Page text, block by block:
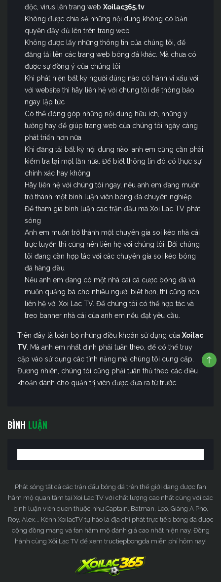
độc, virus lên trang web Xoilac365.tv
Không được chia sẻ những nội dung không có bản
quyền đầy đủ lên trên trang web
Không được lấy những thông tin của chúng tôi, để
đăng tải lên các trang web bóng đá khác. Mà chưa có
được sự đồng ý của chúng tôi
Khi phát hiện bất kỳ người dùng nào có hành vi xấu với
với website thì hãy liên hệ với chúng tôi để thông báo
ngay lập tức
Có thể đóng góp những nội dung hữu ích, những ý
tưởng hay để giúp trang web của chúng tôi ngày càng
phát triển hơn nữa
Khi đăng tải bất kỳ nội dung nào, anh em cũng cần phải
kiểm tra lại một lần nữa. Để biết thông tin đó có thực sự
chính xác hay không
Hãy liên hệ với chúng tôi ngay, nếu anh em đang muốn
trở thành một bình luận viên bóng đá chuyên nghiệp.
Để tham gia bình luận các trận đấu mà Xoi Lac TV phát
sóng
Anh em muốn trở thành một chuyên gia soi kèo nhà cái
trực tuyến thì cũng nên liên hệ với chúng tôi. Bởi chúng
tôi đang cần hợp tác với các chuyên gia soi kèo bóng
đá hàng đầu
Nếu anh em đang có một nhà cái cá cược bóng đá và
muốn quảng bá cho nhiều người biết hơn, thì cũng nên
liên hệ với Xoi Lac TV. Để chúng tôi có thể hợp tác và
treo banner nhà cái của anh em nểu đạt yêu cầu.
Trên đây là toàn bộ những điều khoản sử dụng của Xoilac
TV. Mà anh em nhất định phải tuân theo, để có thể truy
cập vào sử dụng các tính năng mà chúng tôi cung cấp.
Đương nhiên, chúng tôi cũng phải tuân thủ theo các điều
khoản dành cho quản trị viên được đưa ra từ trước.
BÌNH LUẬN
Phát sóng tất cả các trận đấu bóng đá trên thế giới đang được fan
hâm mộ quan tâm tại Xoi Lac TV với chất lượng cao nhất cùng với các
bình luận viên quen thuộc như Captain, Batman, Leo, Giàng A Pho,
Roy, Alex... Kênh XoilacTV tự hào là địa chỉ phát trực tiếp bóng đá được
cộng đồng mạng và fan hâm mộ đánh giá cao nhất hiện nay. Đồng
hành cùng Xôi Lạc TV để xem tructiepbongda miễn phí hôm nay!